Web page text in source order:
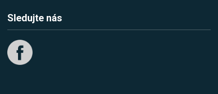
Sledujte nás